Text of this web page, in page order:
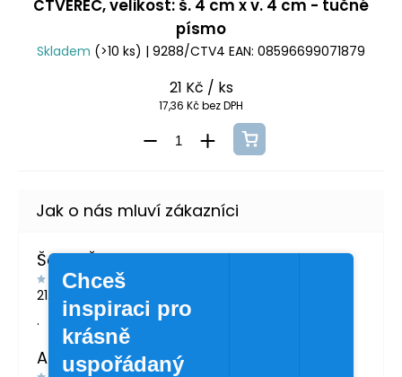
ČTVEREC, velikost: š. 4 cm x v. 4 cm - tučné
písmo
Skladem (>10 ks) | 9288/CTV4 EAN: 08596699071879
21 Kč / ks
17,36 Kč bez DPH
Šárka Švábová
21.7.2026
.
Andrea Žáčková
Chceš
inspiraci pro
krásně
uspořádaný